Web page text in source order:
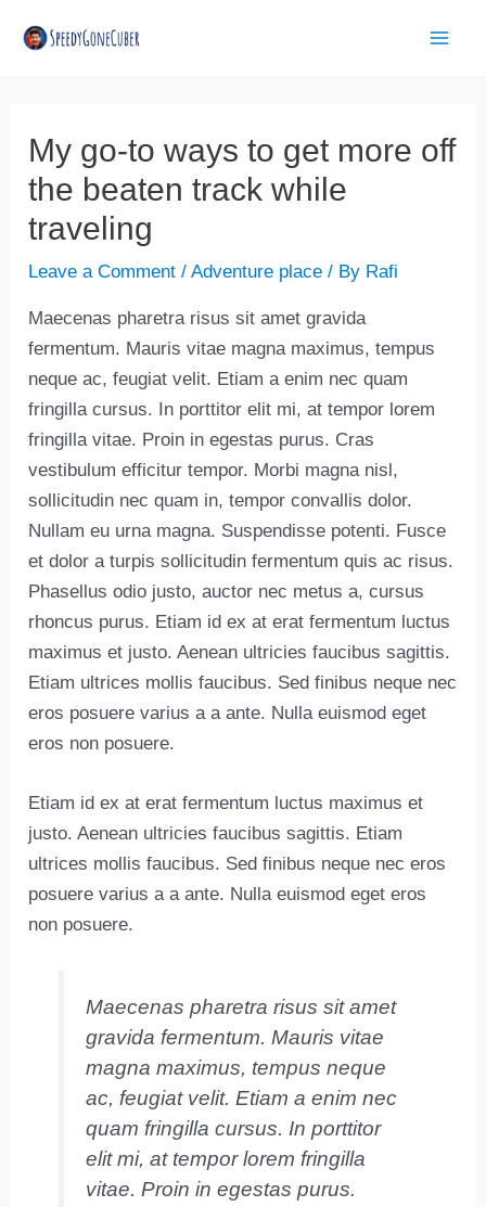
My go-to ways to get more off
the beaten track while
traveling
Leave a Comment /Adventure place / By Rafi
Maecenas pharetra risus sit amet gravida
fermentum. Mauris vitae magna maximus, tempus
neque ac, feugiat velit. Etiam a enim nec quam
fringilla cursus. In porttitor elit mi, at tempor lorem
fringilla vitae. Proin in egestas purus. Cras
vestibulum efficitur tempor. Morbi magna nisl,
sollicitudin nec quam in, tempor convallis dolor.
Nullam eu urna magna. Suspendisse potenti. Fusce
et dolor a turpis sollicitudin fermentum quis ac risus.
Phasellus odio justo, auctor nec metus a, cursus
rhoncus purus. Etiam id ex at erat fermentum luctus
maximus et justo. Aenean ultricies faucibus sagittis.
Etiam ultrices mollis faucibus. Sed finibus neque nec
eros posuere varius a a ante. Nulla euismod eget
eros non posuere.
Etiam id ex at erat fermentum luctus maximus et
justo. Aenean ultricies faucibus sagittis. Etiam
ultrices mollis faucibus. Sed finibus neque nec eros
posuere varius a a ante. Nulla euismod eget eros
non posuere.
Maecenas pharetra risus sit amet
gravida fermentum. Mauris vitae
magna maximus, tempus neque
ac, feugiat velit. Etiam a enim nec
quam fringilla cursus. In porttitor
elit mi, at tempor lorem fringilla
vitae. Proin in egestas purus.
navigation